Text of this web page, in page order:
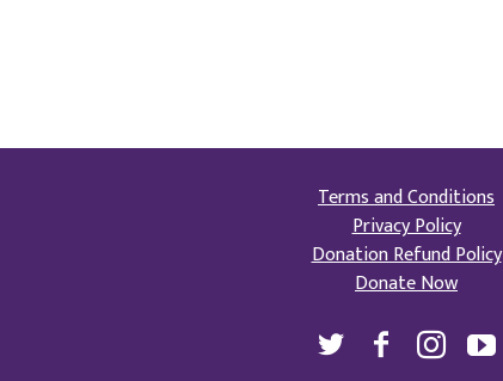
Terms and Conditions
Privacy Policy
Donation Refund Policy
Donate Now